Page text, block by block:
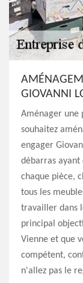
GIOVANNI
Aménager une
souhaitez
engager
débarras ayant
chaque pièce,
tous les
travailler dans
principal
Vienne et que
compétent,
n'allez pas le